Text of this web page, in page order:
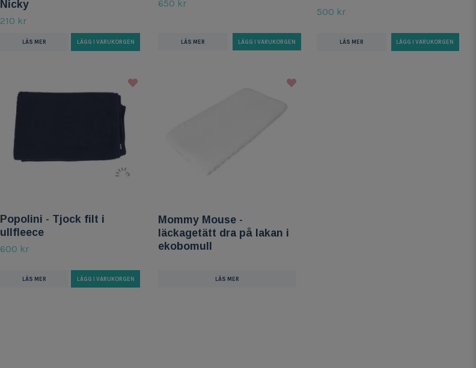
Nicky
210 kr
LÄS MER LÄGG I VARUKORGEN
650 kr
LÄS MER
500 kr
LÄS MER
Popolini - Tjock filt i
ullfleece
600 kr
LÄS MER LÄGG I VARUKORGEN
Mommy Mouse -
läckagetätt dra på lakan i
ekobomull
LÄS MER